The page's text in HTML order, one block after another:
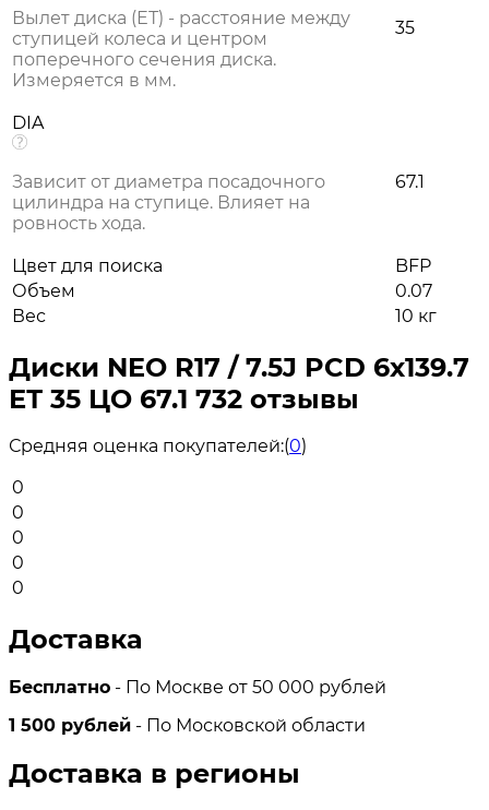
Вылет диска (ЕТ) - расстояние между
ступицей колеса и центром
поперечного сечения диска.
Измеряется в мм.
35
DIA
Зависит от диаметра посадочного
цилиндра на ступице. Влияет на
ровность хода.
67.1
Цвет для поиска
BFP
Объем
0.07
Вес
10 кг
Диски NEO R17 / 7.5J PCD 6x139.7
ЕТ 35 ЦО 67.1 732 отзывы
Средняя оценка покупателей:(0)
0
0
0
0
0
Доставка
Бесплатно - По Москве от 50 000 рублей
1 500 рублей - По Московской области
Доставка в регионы